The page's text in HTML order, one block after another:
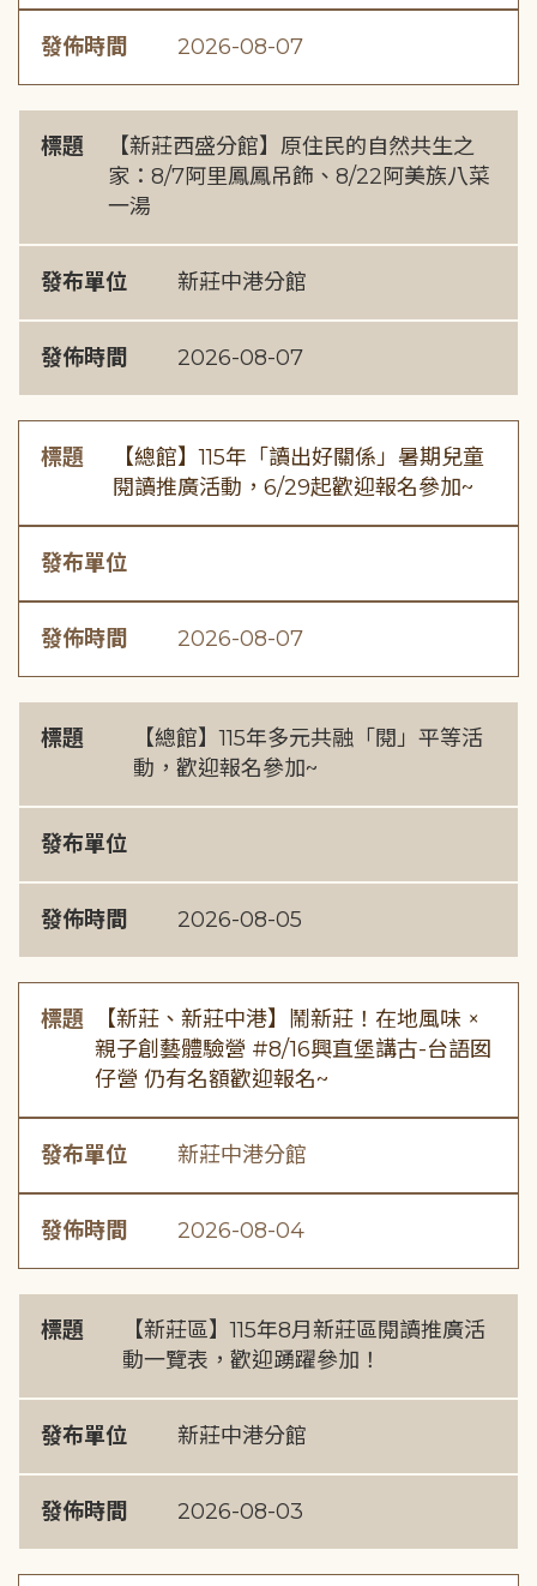
發佈時間 2026-08-07
標題
【新莊西盛分館】原住民的自然共生之
家：8/7阿里鳳鳳吊飾、8/22阿美族八菜
一湯
發布單位 新莊中港分館
發佈時間 2026-08-07
標題
【總館】115年「讀出好關係」暑期兒童
閱讀推廣活動，6/29起歡迎報名參加~
發布單位
發佈時間 2026-08-07
標題
【總館】115年多元共融「閱」平等活
動，歡迎報名參加~
發布單位
發佈時間 2026-08-05
標題
【新莊、新莊中港】鬧新莊！在地風味 ×
親子創藝體驗營 #8/16興直堡講古-台語囡
仔營 仍有名額歡迎報名~
發布單位 新莊中港分館
發佈時間 2026-08-04
標題
【新莊區】115年8月新莊區閱讀推廣活
動一覽表，歡迎踴躍參加！
發布單位 新莊中港分館
發佈時間 2026-08-03